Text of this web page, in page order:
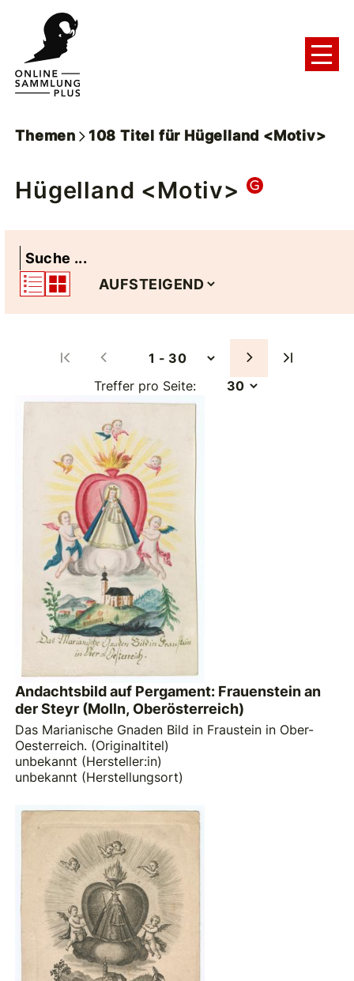
Themen 108 Titel für Hügelland <Motiv>
Hügelland <Motiv>
Treffer pro Seite:
Andachtsbild auf Pergament: Frauenstein an
der Steyr (Molln, Oberösterreich)
Das Marianische Gnaden Bild in Fraustein in Ober-
Oesterreich. (Originaltitel)
unbekannt (Hersteller:in)
unbekannt (Herstellungsort)